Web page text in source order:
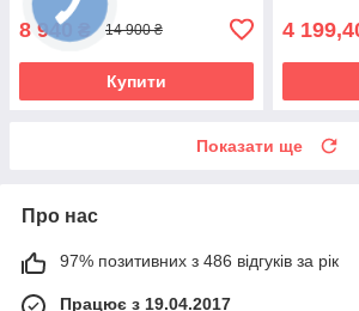
8 940 ₴ 14 900 ₴
Купити
4
Показати ще
Про нас
97% позитивних з 486 відгуків за рік
Працює з 19.04.2017